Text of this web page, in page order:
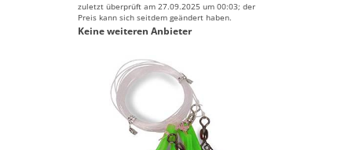
zuletzt überprüft am 27.09.2025 um 00:03; der
Preis kann sich seitdem geändert haben.
Keine weiteren Anbieter